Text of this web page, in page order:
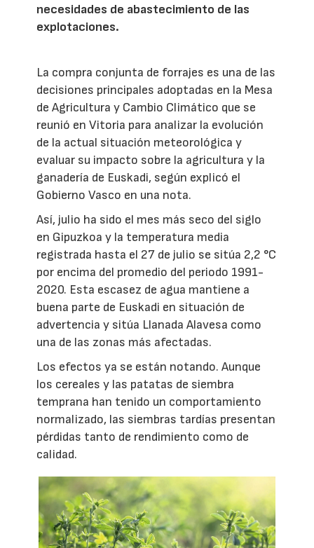
necesidades de abastecimiento de las
explotaciones.
La compra conjunta de forrajes es una de las
decisiones principales adoptadas en la Mesa
de Agricultura y Cambio Climático que se
reunió en Vitoria para analizar la evolución
de la actual situación meteorológica y
evaluar su impacto sobre la agricultura y la
ganadería de Euskadi, según explicó el
Gobierno Vasco en una nota.
Así, julio ha sido el mes más seco del siglo
en Gipuzkoa y la temperatura media
registrada hasta el 27 de julio se sitúa 2,2 °C
por encima del promedio del periodo 1991-
2020. Esta escasez de agua mantiene a
buena parte de Euskadi en situación de
advertencia y sitúa Llanada Alavesa como
una de las zonas más afectadas.
Los efectos ya se están notando. Aunque
los cereales y las patatas de siembra
temprana han tenido un comportamiento
normalizado, las siembras tardías presentan
pérdidas tanto de rendimiento como de
calidad.